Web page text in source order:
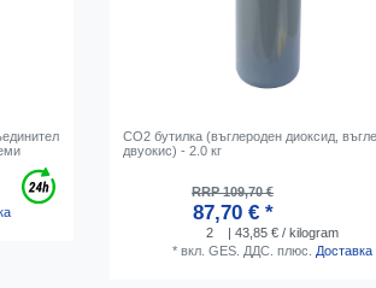
CO2 бутилка (въглероден диоксид,
двуокис) - 2.0 кг
RRP 109,70 €
87,70 € *
2
| 43,85 € / kilogram
* вкл. GES. ДДС. плюс. Доставка